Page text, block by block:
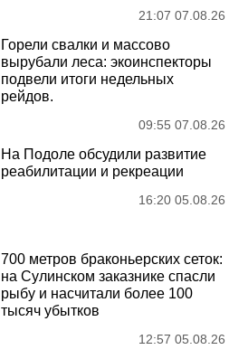
21:07 07.08.26
Горели свалки и массово
вырубали леса: экоинспекторы
подвели итоги недельных
рейдов.
09:55 07.08.26
На Подоле обсудили развитие
реабилитации и рекреации
16:20 05.08.26
700 метров браконьерских сеток:
на Сулинском заказнике спасли
рыбу и насчитали более 100
тысяч убытков
12:57 05.08.26